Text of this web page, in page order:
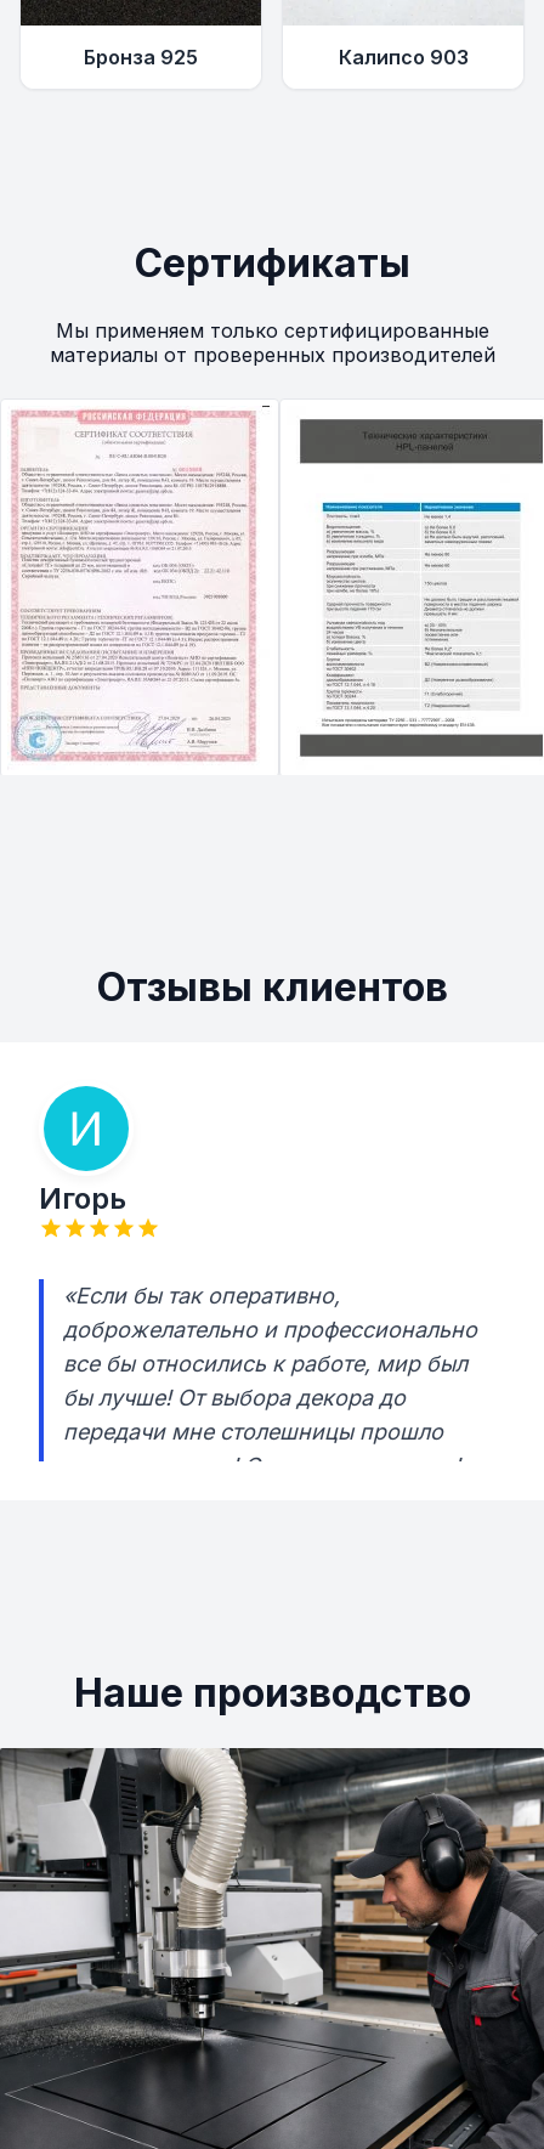
Бронза 925 Калипсо 903
Сертификаты
Мы применяем только сертифицированные
материалы от проверенных производителей
Отзывы клиентов
Игорь
«Если бы так оперативно,
доброжелательно и профессионально
все бы относились к работе, мир был
бы лучше! От выбора декора до
передачи мне столешницы прошло
тридцать минут! Очень рекомендую!»
Наше производство